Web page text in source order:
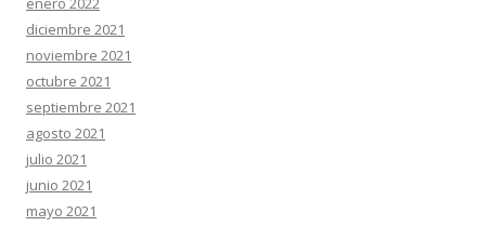
diciembre 2021
noviembre 2021
octubre 2021
septiembre 2021
agosto 2021
julio 2021
junio 2021
mayo 2021